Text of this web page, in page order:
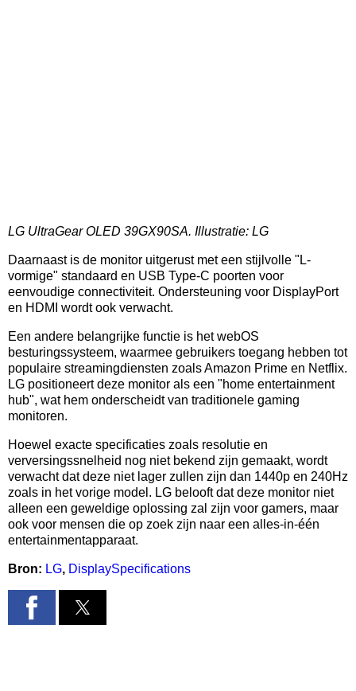
LG UltraGear OLED 39GX90SA. Illustratie: LG
Daarnaast is de monitor uitgerust met een stijlvolle "L-
vormige" standaard en USB Type-C poorten voor
eenvoudige connectiviteit. Ondersteuning voor DisplayPort
en HDMI wordt ook verwacht.
Een andere belangrijke functie is het webOS
besturingssysteem, waarmee gebruikers toegang hebben tot
populaire streamingdiensten zoals Amazon Prime en Netflix.
LG positioneert deze monitor als een "home entertainment
hub", wat hem onderscheidt van traditionele gaming
monitoren.
Hoewel exacte specificaties zoals resolutie en
verversingssnelheid nog niet bekend zijn gemaakt, wordt
verwacht dat deze niet lager zullen zijn dan 1440p en 240Hz
zoals in het vorige model. LG belooft dat deze monitor niet
alleen een geweldige oplossing zal zijn voor gamers, maar
ook voor mensen die op zoek zijn naar een alles-in-één
entertainmentapparaat.
Bron: LG, DisplaySpecifications